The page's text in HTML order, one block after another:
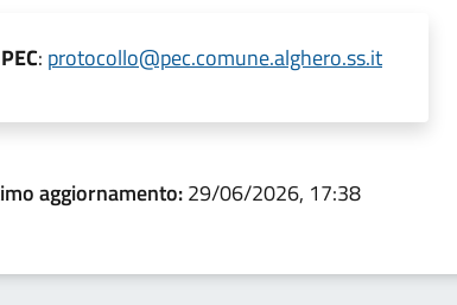
PEC: protocollo@pec.comune.alghero.ss.it
aggiornamento:29/06/2026, 17:38